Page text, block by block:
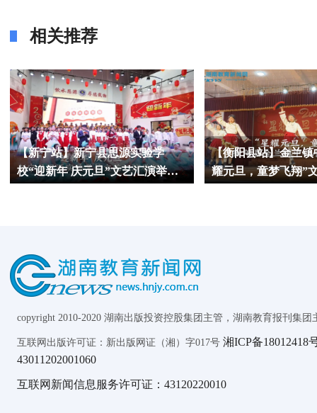
相关推荐
【新宁站】新宁县思源实验学
校“迎新年 庆元旦”文艺汇演举行
【衡阳县站】金兰镇
耀元旦，童梦飞翔”
copyright 2010-2020 湖南出版投资控股集团主管，湖南教育报刊集团
互联网出版许可证：新出版网证（湘）字017号 湘ICP备18012418
43011202001060
互联网新闻信息服务许可证：43120220010